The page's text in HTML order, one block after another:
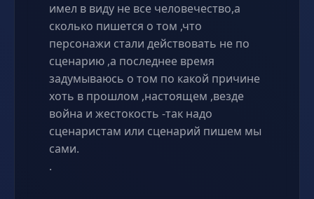
имел в виду не все человечество,а
сколько пишется о том ,что
персонажи стали действовать не по
сценарию ,а последнее время
задумываюсь о том по какой причине
хоть в прошлом ,настоящем ,везде
война и жестокость -так надо
сценаристам или сценарий пишем мы
сами.
.